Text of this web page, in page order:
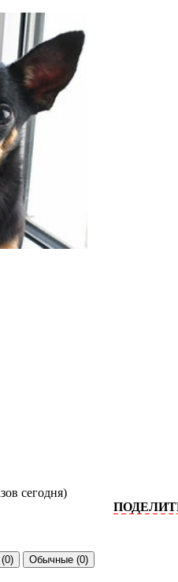
сегодня)
ПОДЕЛИТЕСЬ
Обычные (0)